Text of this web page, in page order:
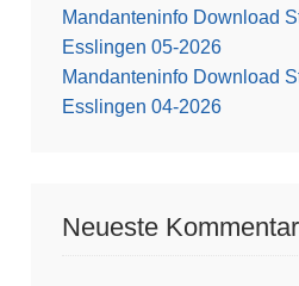
Mandanteninfo Download
Esslingen 05-2026
Mandanteninfo Download
Esslingen 04-2026
Neueste